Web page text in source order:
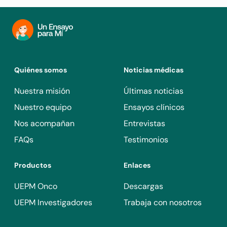
Quiénes somos
Nuestra misión
Nuestro equipo
Nos acompañan
FAQs
Noticias médicas
Últimas noticias
Ensayos clínicos
Entrevistas
Testimonios
Productos
UEPM Onco
UEPM Investigadores
Enlaces
Descargas
Trabaja con nosotros